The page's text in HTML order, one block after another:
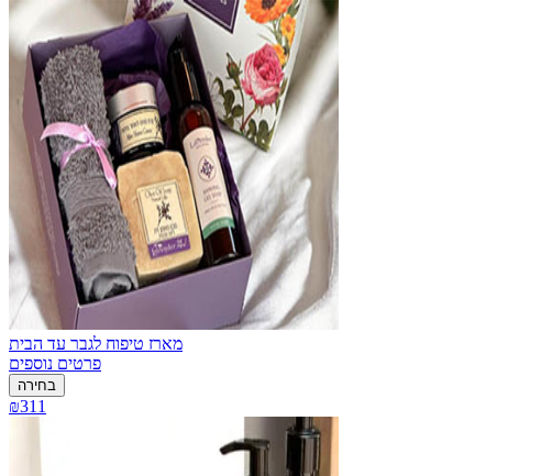
מארז טיפוח לגבר עד הבית
פרטים נוספים
בחירה
₪311